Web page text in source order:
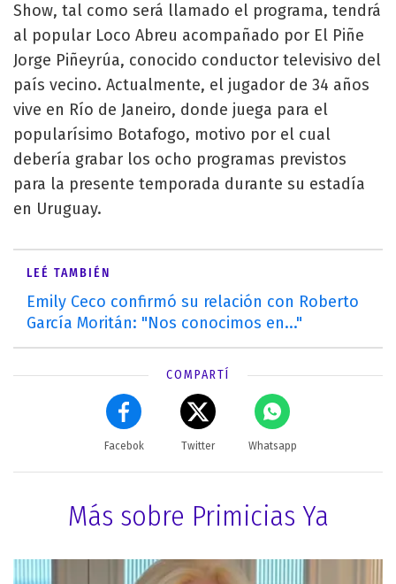
Show, tal como será llamado el programa, tendrá
al popular Loco Abreu acompañado por El Piñe
Jorge Piñeyrúa, conocido conductor televisivo del
país vecino. Actualmente, el jugador de 34 años
vive en Río de Janeiro, donde juega para el
popularísimo Botafogo, motivo por el cual
debería grabar los ocho programas previstos
para la presente temporada durante su estadía
en Uruguay.
LEÉ TAMBIÉN
Emily Ceco confirmó su relación con Roberto
García Moritán: "Nos conocimos en..."
COMPARTÍ
Facebok Twitter Whatsapp
Más sobre Primicias Ya